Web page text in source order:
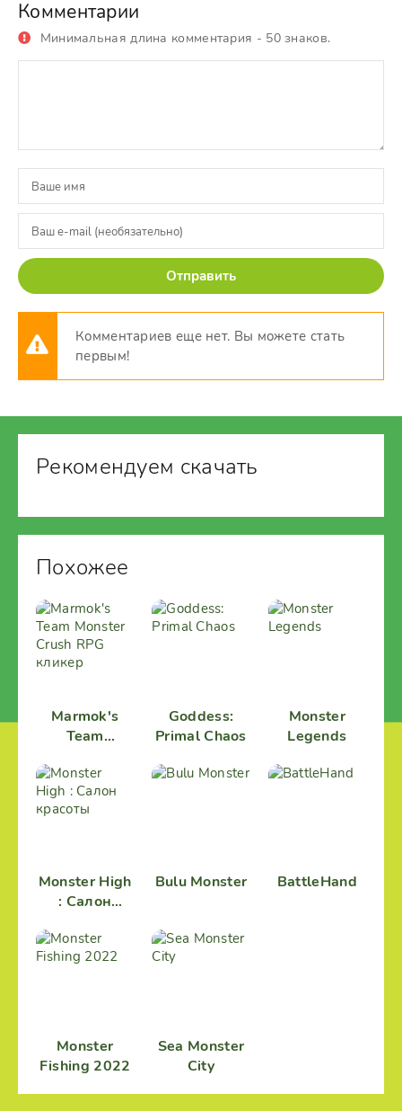
Комментарии
Минимальная длина комментария - 50 знаков.
Отправить
Комментариев еще нет. Вы можете стать
первым!
Рекомендуем скачать
Похожее
Marmok's
Team
Crush RPG
кликер
Goddess:
Primal Chaos
Monster
Legends
Monster High
: Салон
Bulu Monster BattleHand
Monster
Fishing 2022
Sea Monster
City